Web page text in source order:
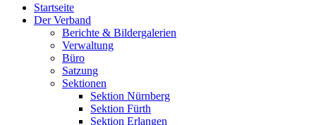
Startseite
Der Verband
Berichte & Bildergalerien
Verwaltung
Büro
Satzung
Sektionen
Sektion Nürnberg
Sektion Fürth
Sektion Erlangen